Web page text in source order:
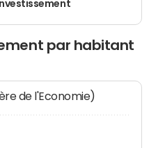
par habitant
de l'Economie)